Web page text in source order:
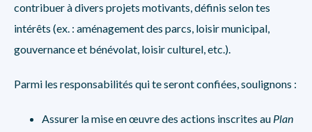
contribuer à divers projets motivants, définis selon tes
intérêts (ex. : aménagement des parcs, loisir municipal,
gouvernance et bénévolat, loisir culturel, etc.).
Parmi les responsabilités qui te seront confiées, soulignons :
Assurer la mise en œuvre des actions inscrites au Plan